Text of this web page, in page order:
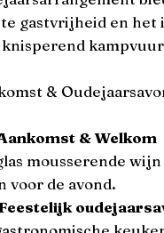
gastvrijheid en het
&
& Welkom
mousserende wijn
voor de avond.